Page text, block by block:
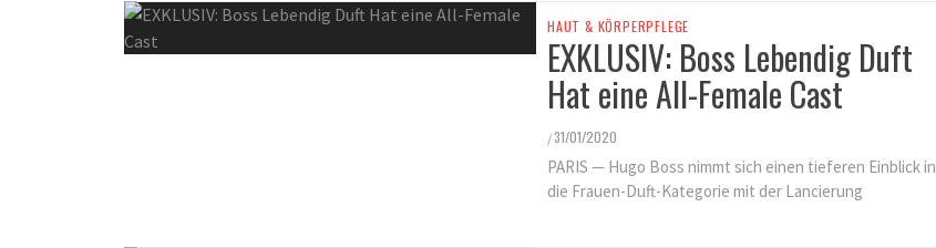
HAUT & KÖRPERPFLEGE
EXKLUSIV: Boss Lebendig Duft
Hat eine All-Female Cast
/ 31/01/2020
PARIS — Hugo Boss nimmt sich einen tieferen Einblick in
die Frauen-Duft-Kategorie mit der Lancierung